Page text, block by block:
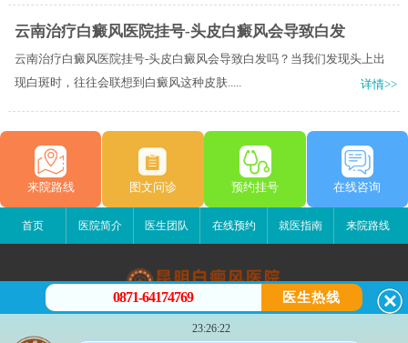
云南治疗白癜风医院挂号-头皮白癜风会导致白发
云南治疗白癜风医院挂号-头皮白癜风会导致白发吗？当我们发现头上出
现白斑时，往往会联想到白癜风这种皮肤.....
详情>>
来院路线 图文问诊 预约挂号 在线咨询
首页 医院简介 医生团队 在线预约 就医指南 来院路线
昆明白癜风医院
昆明市五华区护国路2号
0871-64174769 医生热线
23:26:22